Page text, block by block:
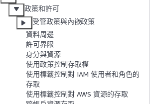
政策和許可
受管政策與內嵌政策
資料周邊
許可界限
身分與資源
使用政策控制存取權
使用標籤控制對 IAM 使用者和角色的
存取
使用標籤控制對 AWS 資源的存取